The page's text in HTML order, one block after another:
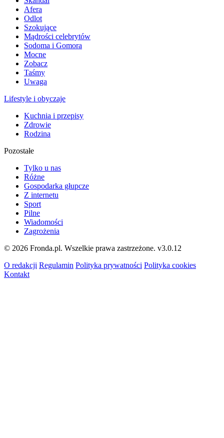
Afera
Odlot
Szokujące
Mądrości celebrytów
Sodoma i Gomora
Mocne
Zobacz
Taśmy
Uwaga
Lifestyle i obyczaje
Kuchnia i przepisy
Zdrowie
Rodzina
Pozostałe
Tylko u nas
Różne
Gospodarka głupcze
Z internetu
Sport
Pilne
Wiadomości
Zagrożenia
© 2026 Fronda.pl. Wszelkie prawa zastrzeżone. v3.0.12
O redakcji Regulamin Polityka prywatności Polityka cookies
Kontakt